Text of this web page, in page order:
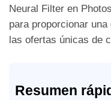
Neural Filter en
para proporcionar
las ofertas únicas de
Resumen